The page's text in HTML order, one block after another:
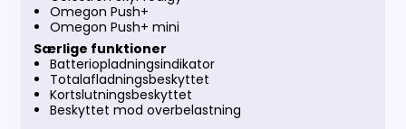
Omegon Push+
Omegon Push+ mini
Særlige funktioner
Batteriopladningsindikator
Totalafladningsbeskyttet
Kortslutningsbeskyttet
Beskyttet mod overbelastning